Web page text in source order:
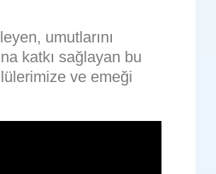
umutlarını
katkı sağlayan bu
ve emeği